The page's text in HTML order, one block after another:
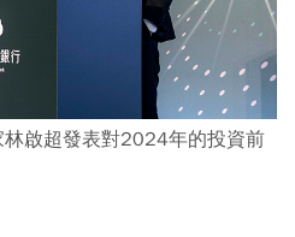
啟超發表對2024年的投資前